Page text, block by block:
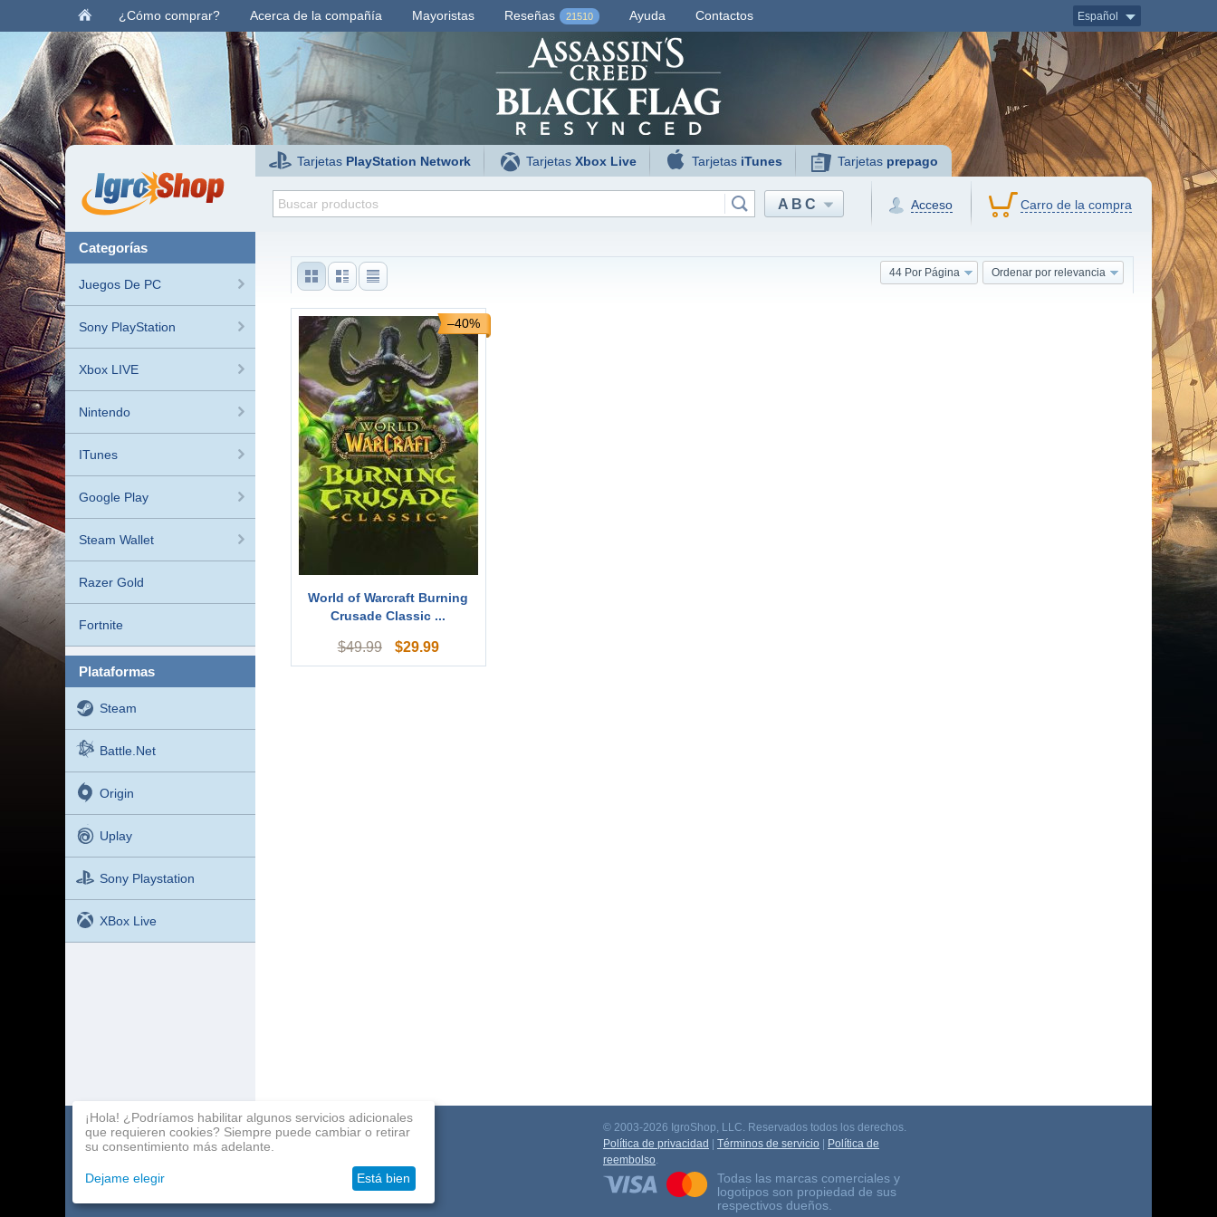
¿Cómo comprar? Acerca de la compañía Mayoristas Reseñas 21510 Ayuda Contactos Español
Tarjetas PlayStation Network TarjetasXbox Live Tarjetas iTunes Tarjetas prepago
ABC Acceso Carro de la compra
categorías
Juegos De PC
Sony PlayStation
Xbox LIVE
Nintendo
ITunes
Google Play
Steam Wallet
Razer Gold
Fortnite
plataformas
Steam
Battle.net
Origin
Uplay
Sony Playstation
XBox Live
Ordenar por relevancia
44 Por Página
–40%
World of Warcraft Burning
Crusade Classic ...
$49.99 $29.99
Catalogo de juegos
Mayoristas
Pago
Programa de afiliación
Contactos
© 2003-2026 IgroShop, LLC. Reservados todos los derechos.
Política de privacidad
Términos de servicio
Política de
reembolso.
Todas las marcas comerciales y
logotipos son propiedad de sus
respectivos dueños.
¡Hola! ¿Podríamos habilitar algunos servicios adicionales
que requieren cookies? Siempre puede cambiar o retirar
su consentimiento más adelante.
Dejame elegir Está bien